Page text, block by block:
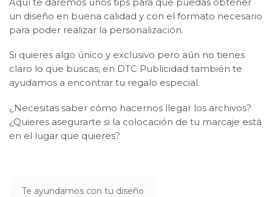
Aquí te daremos unos tips para que puedas obtener
un diseño en buena calidad y con el formato necesario
para poder realizar la personalización.
Si quieres algo único y exclusivo pero aún no tienes
claro lo que buscas, en DTC Publicidad también te
ayudamos a encontrar tu regalo especial.
¿Necesitas saber cómo hacernos llegar los archivos?
¿Quieres asegurarte si la colocación de tu marcaje está
en el lugar que quieres?
Te ayundamos con tu diseño